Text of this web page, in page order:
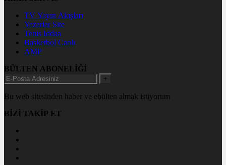
TV Yayın Akışları
Yazarlar Site
Tenis İddaa
Basketbol Canlı
AMP
BÜLTEN ABONELİĞİ
+
Bu web sitesinden haber ve ebülten almak istiyorum
BİZİ TAKİP ET